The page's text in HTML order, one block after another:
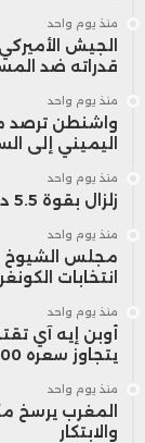
منذ يوم واحد
قدراته ضد
منذ يوم واحد
واشنطن ترصد
اليميني إلى
منذ يوم واحد
زلزال بقوة 5.5 درجة يضرب منطقة في ألاسكا
منذ يوم واحد
مجلس الشيوخ
انتخابات
منذ يوم واحد
أوبن إيه آي
يتجاوز سعره 300 دولار
منذ يوم واحد
المغرب يرسخ
والابتكار